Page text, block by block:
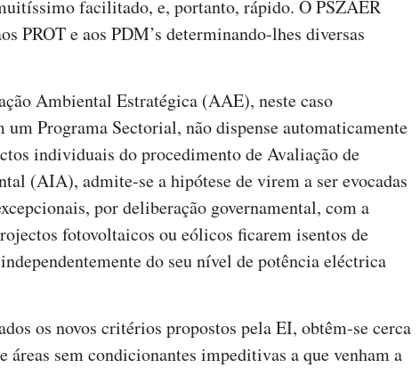
facilitado, e, portanto, rápido. O PSZAER
PROT e aos PDM’s determinando-lhes diversas
Ambiental Estratégica (AAE), neste caso
um Programa Sectorial, não dispense automaticamente
individuais do procedimento de Avaliação de
(AIA), admite-se a hipótese de virem a ser evocadas
por deliberação governamental, com a
fotovoltaicos ou eólicos ficarem isentos de
do seu nível de potência eléctrica
os novos critérios propostos pela EI, obtêm-se cerca
áreas sem condicionantes impeditivas a que venham a